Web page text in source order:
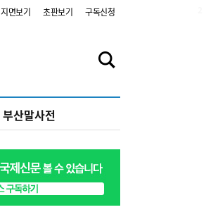
지면보기 초판보기 구독신청
부산말사전